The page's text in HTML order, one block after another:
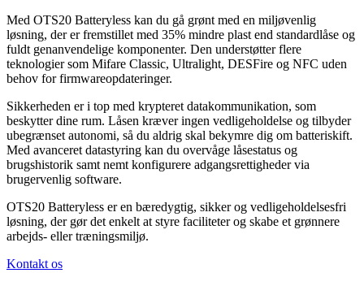
Med OTS20 Batteryless kan du gå grønt med en miljøvenlig
løsning, der er fremstillet med 35% mindre plast end standardlåse og
fuldt genanvendelige komponenter. Den understøtter flere
teknologier som Mifare Classic, Ultralight, DESFire og NFC uden
behov for firmwareopdateringer.
Sikkerheden er i top med krypteret datakommunikation, som
beskytter dine rum. Låsen kræver ingen vedligeholdelse og tilbyder
ubegrænset autonomi, så du aldrig skal bekymre dig om batteriskift.
Med avanceret datastyring kan du overvåge låsestatus og
brugshistorik samt nemt konfigurere adgangsrettigheder via
brugervenlig software.
OTS20 Batteryless er en bæredygtig, sikker og vedligeholdelsesfri
løsning, der gør det enkelt at styre faciliteter og skabe et grønnere
arbejds- eller træningsmiljø.
Kontakt os